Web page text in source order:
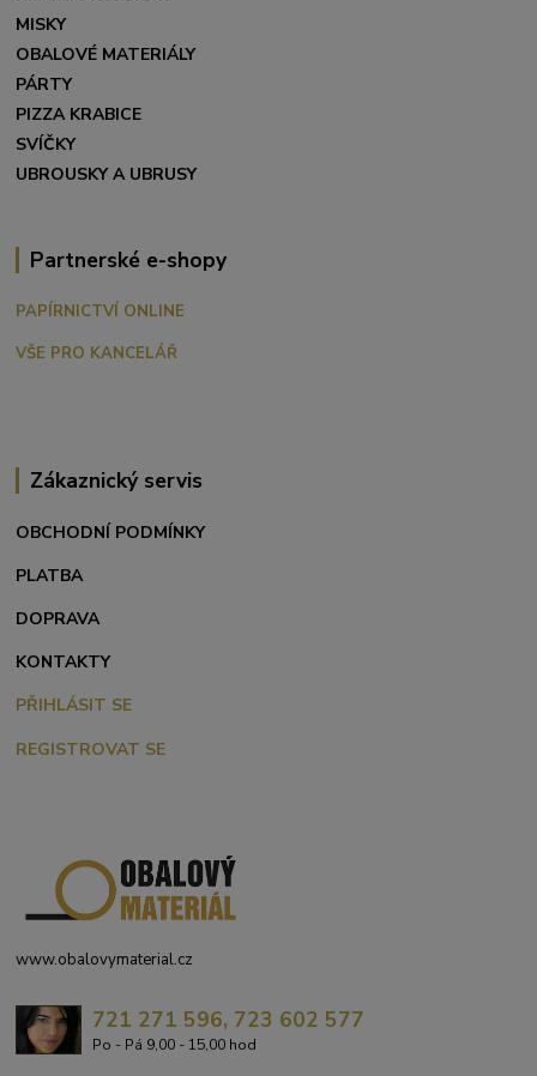
MISKY
OBALOVÉ MATERIÁLY
PÁRTY
PIZZA KRABICE
SVÍČKY
UBROUSKY A UBRUSY
Partnerské e-shopy
PAPÍRNICTVÍ ONLINE
VŠE PRO KANCELÁŘ
Zákaznický servis
OBCHODNÍ PODMÍNKY
PLATBA
DOPRAVA
KONTAKTY
PŘIHLÁSIT SE
REGISTROVAT SE
www.obalovymaterial.cz
721 271 596, 723 602 577
Po - Pá 9,00 - 15,00 hod